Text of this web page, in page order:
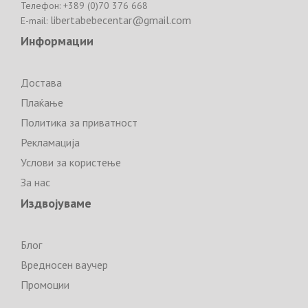
Телефон: +389 (0)70 376 668
E-mail: libertabebecentar@gmail.com
Информации
Достава
Плаќање
Политика за приватност
Рекламација
Услови за користење
За нас
Издвојуваме
Блог
Вредносен ваучер
Промоции